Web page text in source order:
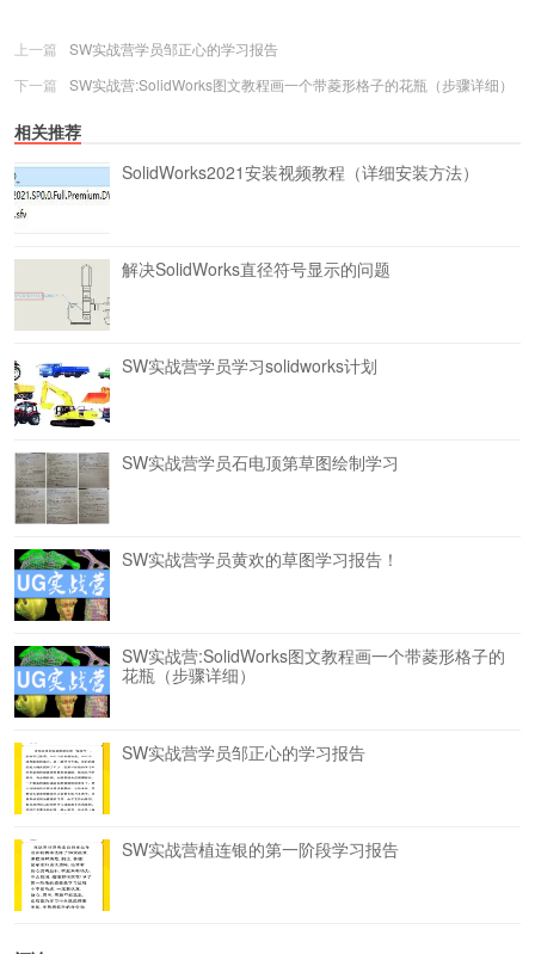
上一篇
SW实战营学员邹正心的学习报告
下一篇
SW实战营:SolidWorks图文教程画一个带菱形格子的花瓶（步骤详细）
相关推荐
SolidWorks2021安装视频教程（详细安装方法）
解决SolidWorks直径符号显示的问题
SW实战营学员学习solidworks计划
SW实战营学员石电顶第草图绘制学习
SW实战营学员黄欢的草图学习报告！
SW实战营:SolidWorks图文教程画一个带菱形格子的
花瓶（步骤详细）
SW实战营学员邹正心的学习报告
SW实战营植连银的第一阶段学习报告